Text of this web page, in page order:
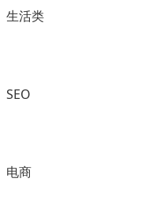
生活类
SEO
电商